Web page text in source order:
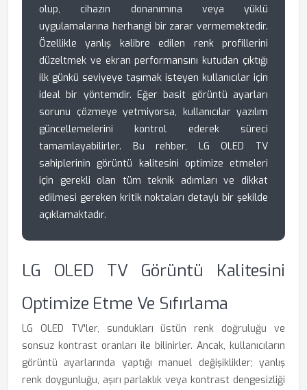
olup, cihazın donanımına veya yüklü
uygulamalarına herhangi bir zarar vermemektedir.
Özellikle yanlış kalibre edilen renk profillerini
düzeltmek ve ekran performansını kutudan çıktığı
ilk günkü seviyeye taşımak isteyen kullanıcılar için
ideal bir yöntemdir. Eğer basit görüntü ayarları
sorunu çözmeye yetmiyorsa, kullanıcılar yazılım
güncellemelerini kontrol ederek süreci
tamamlayabilirler. Bu rehber, LG OLED TV
sahiplerinin görüntü kalitesini optimize etmeleri
için gerekli olan tüm teknik adımları ve dikkat
edilmesi gereken kritik noktaları detaylı bir şekilde
açıklamaktadır.
LG OLED TV Görüntü Kalitesini
Optimize Etme Ve Sıfırlama
LG OLED TV'ler, sundukları üstün renk doğruluğu ve
sonsuz kontrast oranları ile bilinirler. Ancak, kullanıcıların
görüntü ayarlarında yaptığı manuel değişiklikler; yanlış
renk doygunluğu, aşırı parlaklık veya kontrast dengesizliği